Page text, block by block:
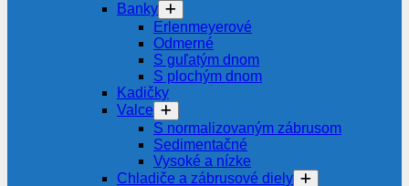
Banky
Erlenmeyerové
Odmerné
S guľatým dnom
S plochým dnom
Kadičky
Valce
S normalizovaným zábrusom
Sedimentačné
Vysoké a nízke
Chladiče a zábrusové diely